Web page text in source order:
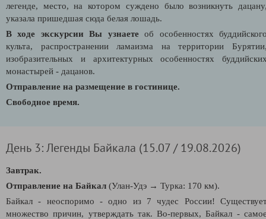
легенде, место, на котором суждено было возникнуть
указала пришедшая сюда белая лошадь.
В ходе экскурсии Вы узнаетеоб особенностях
культа, распространении ламаизма на территории
изобразительных и архитектурных особенностях
монастырей - дацанов.
Отправление на размещение в гостинице.
Свободное время.
День 3: Легенды Байкала (15.07 / 19.08.2026)
Завтрак.
Отправление на Байкал (Улан-Удэ → Турка: 170 км).
Байкал - неоспоримо - одно из 7 чудес России!
множество причин, утверждать так. Во-первых, Байкал -